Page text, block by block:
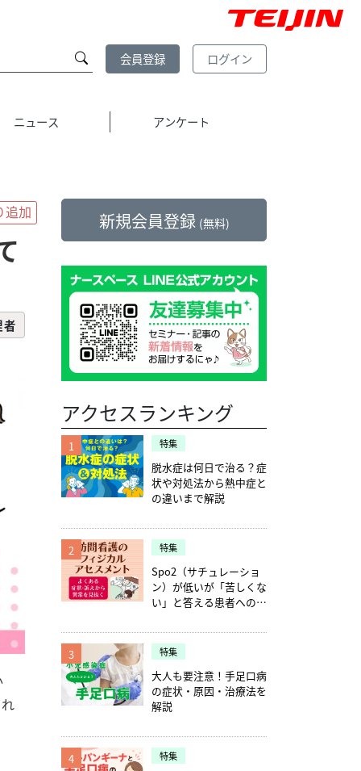
ログイン
会員登録
ニュース アンケート
者
新規会員登録 (無料)
アクセスランキング
1 特集
脱水症は何日で治る？症
状や対処法から熱中症と
の違いまで解説
2 特集
Spo2（サチュレーショ
ン）が低いが「苦しくな
い」と答える患者への確
3 特集
大人も要注意！手足口病
の症状・原因・治療法を
解説
4 特集